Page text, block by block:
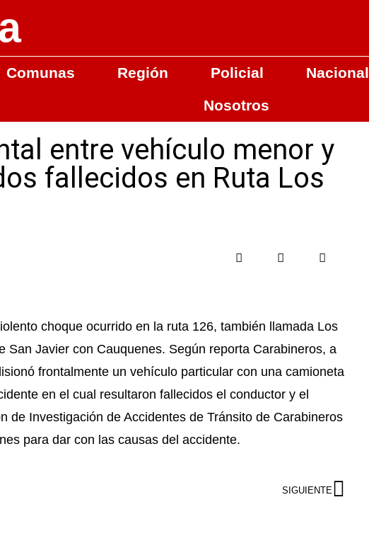
Comunas Región Policial Nacional
Nosotros
entre vehículo menor y
fallecidos en Ruta Los
choque ocurrido en la ruta 126, también llamada Los
San Javier con Cauquenes. Según reporta Carabineros, a
frontalmente un vehículo particular con una camioneta
en el cual resultaron fallecidos el conductor y el
de Investigación de Accidentes de Tránsito de Carabineros
para dar con las causas del accidente.
SIGUIENTE